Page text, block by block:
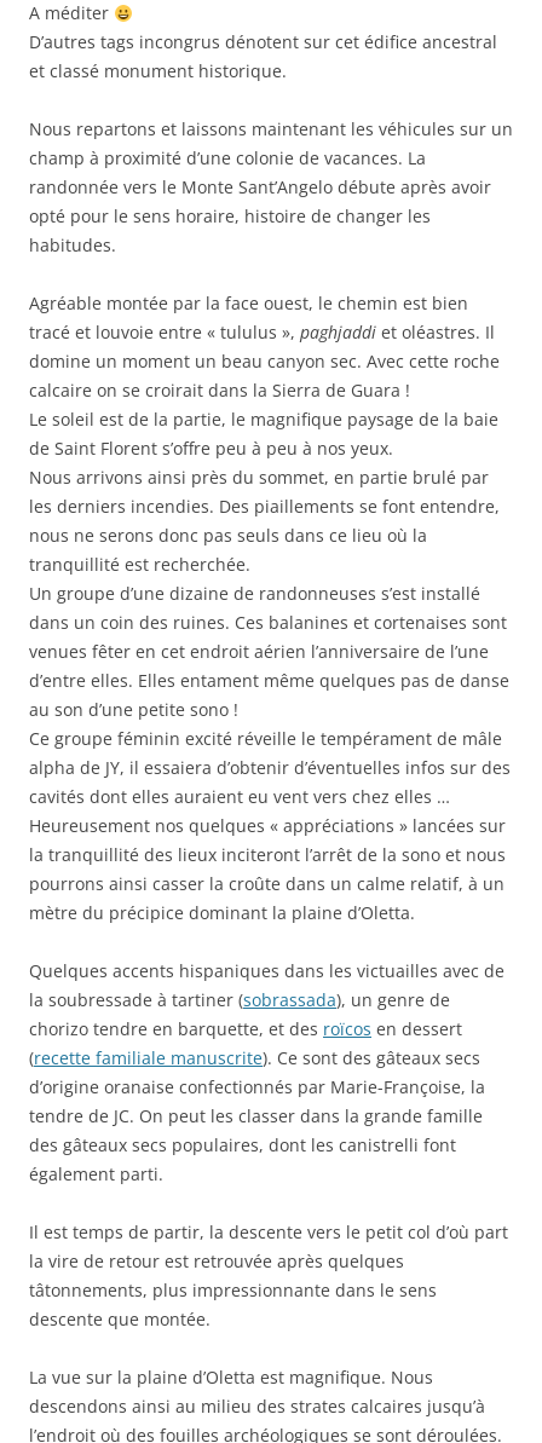
A méditer
D’autres tags incongrus dénotent sur cet édifice ancestral
et classé monument historique.
Nous repartons et laissons maintenant les véhicules sur un
champ à proximité d’une colonie de vacances. La
randonnée vers le Monte Sant’Angelo débute après avoir
opté pour le sens horaire, histoire de changer les
habitudes.
Agréable montée par la face ouest, le chemin est bien
tracé et louvoie entre « tululus », paghjaddi et oléastres. Il
domine un moment un beau canyon sec. Avec cette roche
calcaire on se croirait dans la Sierra de Guara !
Le soleil est de la partie, le magnifique paysage de la baie
de Saint Florent s’offre peu à peu à nos yeux.
Nous arrivons ainsi près du sommet, en partie brulé par
les derniers incendies. Des piaillements se font entendre,
nous ne serons donc pas seuls dans ce lieu où la
tranquillité est recherchée.
Un groupe d’une dizaine de randonneuses s’est installé
dans un coin des ruines. Ces balanines et cortenaises sont
venues fêter en cet endroit aérien l’anniversaire de l’une
d’entre elles. Elles entament même quelques pas de danse
au son d’une petite sono !
Ce groupe féminin excité réveille le tempérament de mâle
alpha de JY, il essaiera d’obtenir d’éventuelles infos sur des
cavités dont elles auraient eu vent vers chez elles …
Heureusement nos quelques « appréciations » lancées sur
la tranquillité des lieux inciteront l’arrêt de la sono et nous
pourrons ainsi casser la croûte dans un calme relatif, à un
mètre du précipice dominant la plaine d’Oletta.
Quelques accents hispaniques dans les victuailles avec de
la soubressade à tartiner (sobrassada), un genre de
chorizo tendre en barquette, et des roïcos en dessert
(recette familiale manuscrite). Ce sont des gâteaux secs
d’origine oranaise confectionnés par Marie-Françoise, la
tendre de JC. On peut les classer dans la grande famille
des gâteaux secs populaires, dont les canistrelli font
également parti.
Il est temps de partir, la descente vers le petit col d’où part
la vire de retour est retrouvée après quelques
tâtonnements, plus impressionnante dans le sens
descente que montée.
La vue sur la plaine d’Oletta est magnifique. Nous
descendons ainsi au milieu des strates calcaires jusqu’à
l’endroit où des fouilles archéologiques se sont déroulées.